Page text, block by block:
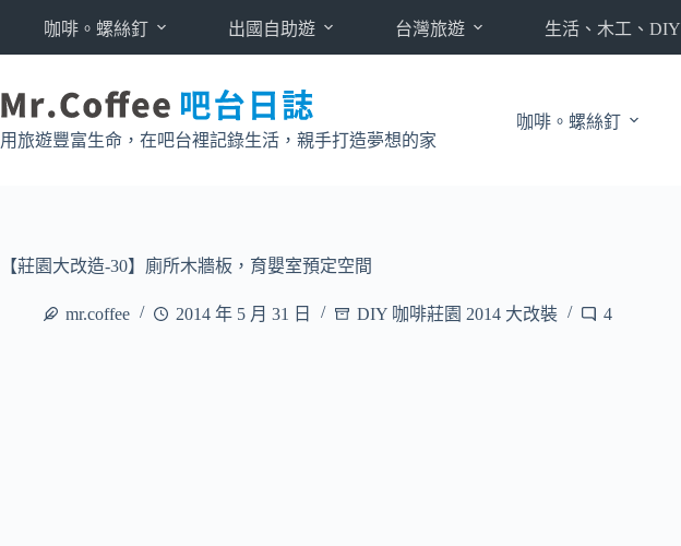
要
內
容
咖啡。螺絲釘 出國自助遊 台灣旅遊 生活、木工、DIY
用旅遊豐富生命，在吧台裡記錄生活，親手打造夢想的家
咖啡。螺絲釘
【莊園大改造-30】廁所木牆板，育嬰室預定空間
mr.coffee 2014 年 5 月 31 日 DIY 咖啡莊園 2014 大改裝 4